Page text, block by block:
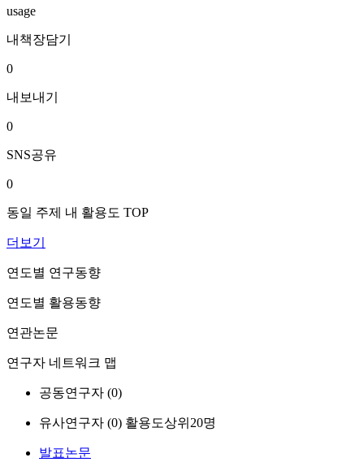
usage
내책장담기
0
내보내기
0
SNS공유
0
동일 주제 내 활용도 TOP
더보기
연도별 연구동향
연도별 활용동향
연관논문
연구자 네트워크 맵
공동연구자 (0)
유사연구자 (0) 활용도상위20명
발표논문